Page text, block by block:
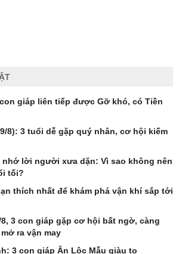
giáp liên tiếp được Gỡ khó, có Tiền
8): 3 tuổi dễ gặp quý nhân, cơ hội kiếm
nhớ lời người xưa dặn: Vì sao không nên
tối?
thích nhất để khám phá vận khí sắp tới
3 con giáp gặp cơ hội bất ngờ, càng
ra vận may
3 con giáp Ăn Lộc Mẫu giàu to